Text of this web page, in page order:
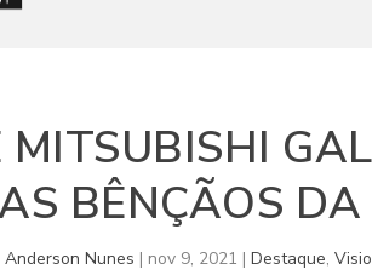
MITSUBISHI
BÊNÇÃOS
Anderson Nunes | nov 9, 2021 |Destaque,